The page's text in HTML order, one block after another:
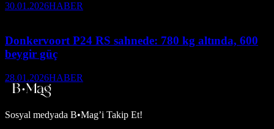
30.01.2026HABER
Donkervoort P24 RS sahnede: 780 kg altında, 600
beygir güç
28.01.2026HABER
Sosyal medyada B•Mag’i Takip Et!